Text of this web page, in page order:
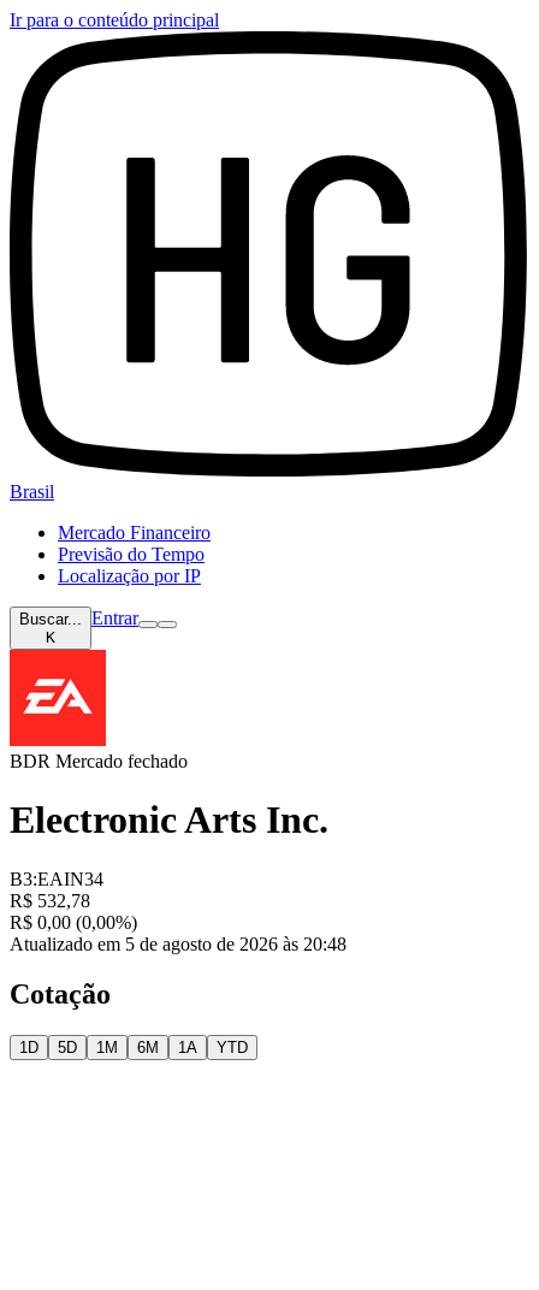
Ir para o conteúdo principal
Brasil
Mercado Financeiro
Previsão do Tempo
Localização por IP
Buscar...
K
Entrar
BDR Mercado fechado
Electronic Arts Inc.
B3:EAIN34
R$ 532,78
R$ 0,00 (0,00%)
Atualizado em 5 de agosto de 2026 às 20:48
Cotação
1D 5D 1M 6M 1A YTD